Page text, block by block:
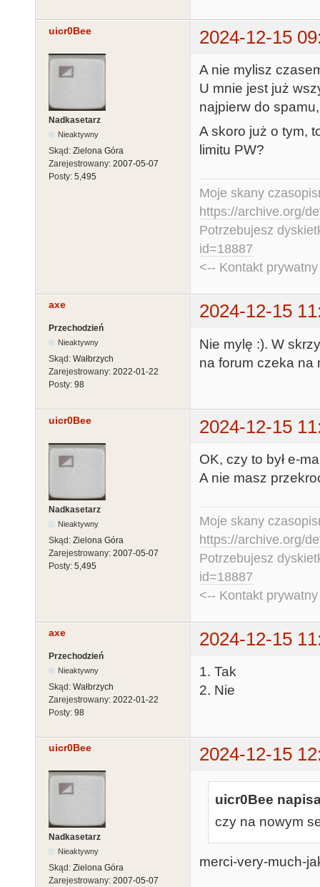
uicr0Bee 2024-12-15
Nadkasetarz
Nieaktywny
Skąd: Zielona Góra
Zarejestrowany: 2007-05-07
Posty: 5,495
A nie mylisz
U mnie jest już
najpierw do
A skoro już o tym,
limitu PW?
Moje skany
https://archive.org/
Potrzebujesz
id=18887
<-- Kontakt
axe 2024-12-15
Przechodzień
Nieaktywny
Skąd: Wałbrzych
Zarejestrowany: 2022-01-22
Posty: 98
Nie mylę :). W
na forum czeka na
uicr0Bee 2024-12-15
Nadkasetarz
Nieaktywny
Skąd: Zielona Góra
Zarejestrowany: 2007-05-07
Posty: 5,495
OK, czy to był e-
A nie masz
Moje skany
https://archive.org/
Potrzebujesz
id=18887
<-- Kontakt
axe 2024-12-15
Przechodzień
Nieaktywny
Skąd: Wałbrzych
Zarejestrowany: 2022-01-22
Posty: 98
1. Tak
2. Nie
uicr0Bee 2024-12-15
Nadkasetarz
Nieaktywny
Skąd: Zielona Góra
Zarejestrowany: 2007-05-07
uicr0Bee
czy na nowym
merci-very-much-